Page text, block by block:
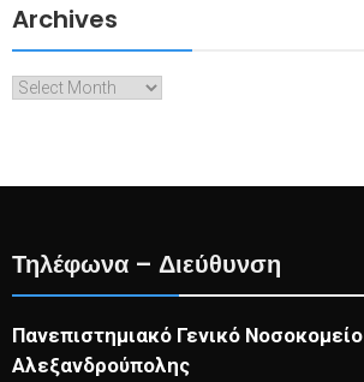
Archives
Archives
Τηλέφωνα – Διεύθυνση
Πανεπιστημιακό Γενικό Νοσοκομείο
Αλεξανδρούπολης